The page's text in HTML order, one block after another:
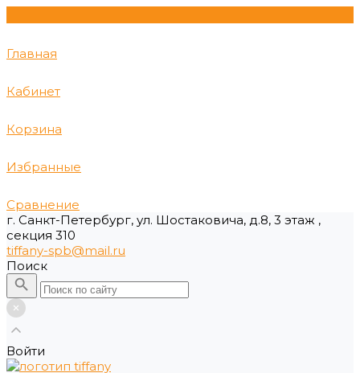
Главная
Кабинет
Корзина
Избранные
Сравнение
г. Санкт-Петербург, ул. Шостаковича, д.8, 3 этаж ,
секция 310
tiffany-spb@mail.ru
Поиск
Войти